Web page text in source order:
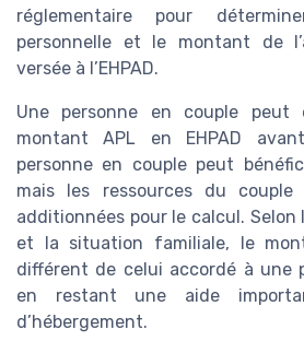
réglementaire pour
personnelle et le montant de
versée à l’EHPAD.
Une personne en couple peut
montant APL en EHPAD
personne en couple peut
mais les ressources du couple
additionnées pour le calcul. Selon
et la situation familiale, le
différent de celui accordé à une
en restant une aide
d’hébergement.